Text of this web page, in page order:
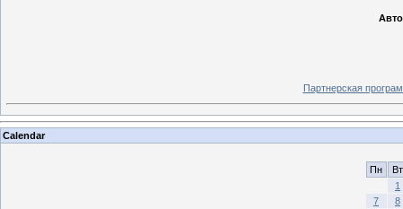
Партнерская
Calendar
Пн
Вт
1
7
8